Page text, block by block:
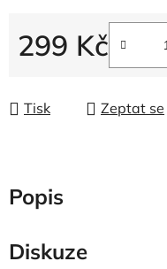
299 Kč
Tisk Zeptat se
Popis
Diskuze